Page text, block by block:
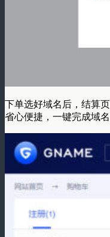
下单选好域名后，结算
省心便捷，一键完成域名